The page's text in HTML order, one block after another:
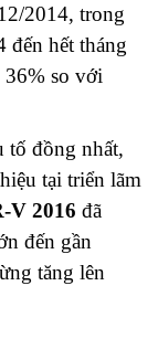
2014, trong
đến hết tháng
36% so với
tố đồng nhất,
tại triển lãm
V 2016 đã
đến gần
tăng lên